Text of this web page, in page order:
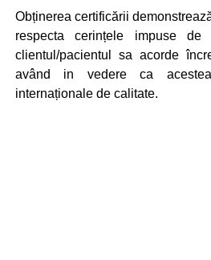
Obținerea certificării
respecta cerințele impuse de
clientul/pacientul sa acorde
având in vedere ca
internaționale de calitate.